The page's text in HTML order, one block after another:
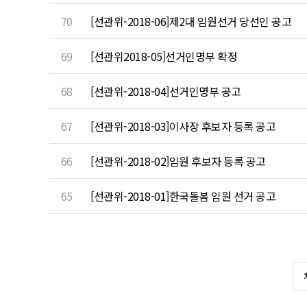
70 [선관위-2018-06]제2대 임원선거 당선인 공고
69 [선관위2018-05]선거인명부 확정
68 [선관위-2018-04]선거인명부 공고
67 [선관위-2018-03]이사장 후보자 등록 공고
66 [선관위-2018-02]임원 후보자 등록 공고
65 [선관위-2018-01]한국돌봄 임원 선거 공고